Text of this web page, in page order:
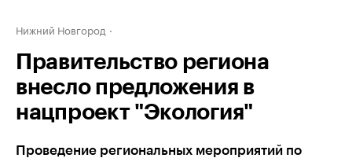
Нижний Новгород
Правительство региона
внесло предложения в
нацпроект "Экология"
Проведение региональных мероприятий по